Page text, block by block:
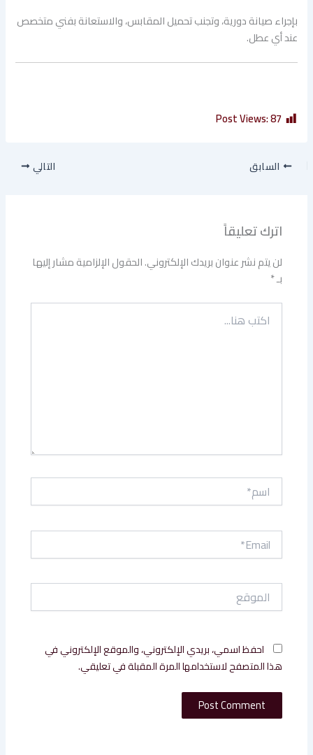
بإجراء صيانة دورية، وتجنب تحميل المقابس، والاستعانة بفني متخصص
عند أي عطل.
Post Views:87
السابق التالي
اترك تعليقاً
لن يتم نشر عنوان بريدك الإلكتروني.الحقول الإلزامية مشار إليها
بـ*
اكتب
هنا...
اسم*
Email*
الموقع
احفظ اسمي، بريدي الإلكتروني، والموقع الإلكتروني في
هذا المتصفح لاستخدامها المرة المقبلة في تعليقي.